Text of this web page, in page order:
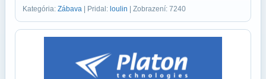
Kategória: Zábava | Pridal: loulin | Zobrazení: 7240